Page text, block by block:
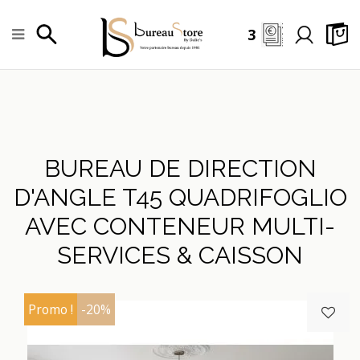
3
BUREAU DE DIRECTION
D'ANGLE T45 QUADRIFOGLIO
AVEC CONTENEUR MULTI-
SERVICES & CAISSON
Promo ! -20%